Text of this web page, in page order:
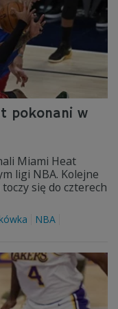
pokonani w
Miami Heat
ligi NBA. Kolejne
się do czterech
NBA